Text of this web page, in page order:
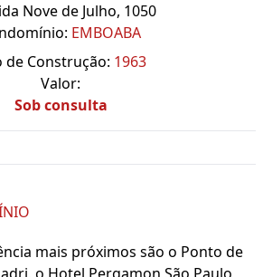
Nove de Julho, 1050
EMBOABA
de Construção: 1963
Valor:
Sob consulta
mais próximos são o Ponto de